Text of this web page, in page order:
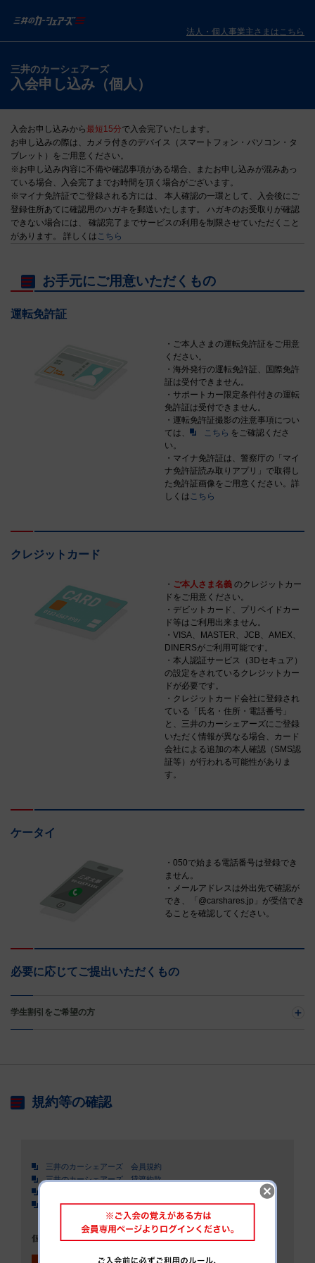
法人・個人事業主さまはこちら
三井のカーシェアーズ
入会申し込み（個人）
入会お申し込みから 最短15分で入会完了いたします。
お申し込みの際は、カメラ付きのデバイス（スマートフォン・パソコン・タ
ブレット）をご用意ください。
※お申し込み内容に不備や確認事項がある場合、またお申し込みが混みあっ
ている場合、入会完了までお時間を頂く場合がございます。
※マイナ免許証でご登録される方には、 本人確認の一環として、入会後にご
登録住所あてに確認用のハガキを郵送いたします。 ハガキのお受取りが確認
できない場合には、 確認完了までサービスの利用を制限させていただくこと
があります。 詳しくは こちら
お手元にご用意いただくもの
運転免許証
・ご本人さまの運転免許証をご用意
ください。
・海外発行の運転免許証、国際免許
証は受付できません。
・サポートカー限定条件付きの運転
免許証は受付できません。
・運転免許証撮影の注意事項につい
ては、
こちら をご確認くださ
い。
・マイナ免許証は、警察庁の「マイ
ナ免許証読み取りアプリ」で取得し
た免許証画像をご用意ください。詳
しくは こちら
クレジットカード
・ ご本人さま名義 のクレジットカー
ドをご用意ください。
・デビットカード、プリペイドカー
ド等はご利用出来ません。
・VISA、MASTER、JCB、AMEX、
DINERSがご利用可能です。
・本人認証サービス（3Dセキュア）
の設定をされているクレジットカー
ドが必要です。
・クレジットカード会社に登録され
ている「氏名・住所・電話番号」
と、三井のカーシェアーズにご登録
いただく情報が異なる場合、カード
会社による追加の本人確認（SMS認
証等）が行われる可能性がありま
す。
ケータイ
・050で始まる電話番号は登録でき
ません。
・メールアドレスは外出先で確認が
でき、「@carshares.jp」が受信でき
ることを確認してください。
必要に応じてご提出いただくもの
学生割引をご希望の方
規約等の確認
三井のカーシェアーズ 会員規約
三井のカーシェアーズ 貸渡約款
三井不動産リアルティ 個人情報の取り扱いについて
個人情報の取り扱いについて、会員規約、貸渡約款を承認する